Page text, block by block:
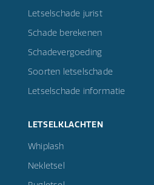
Letselschade jurist
Schade berekenen
Schadevergoeding
Soorten letselschade
Letselschade informatie
LETSELKLACHTEN
Whiplash
Nekletsel